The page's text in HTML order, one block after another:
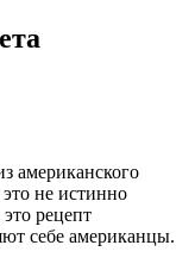
американского
не истинно
рецепт
себе американцы.